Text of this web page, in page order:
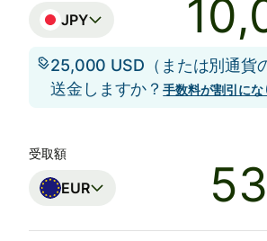
JPY
25,000 USD（または別通貨
送金しますか？手数料が割引にな
受取額
EUR